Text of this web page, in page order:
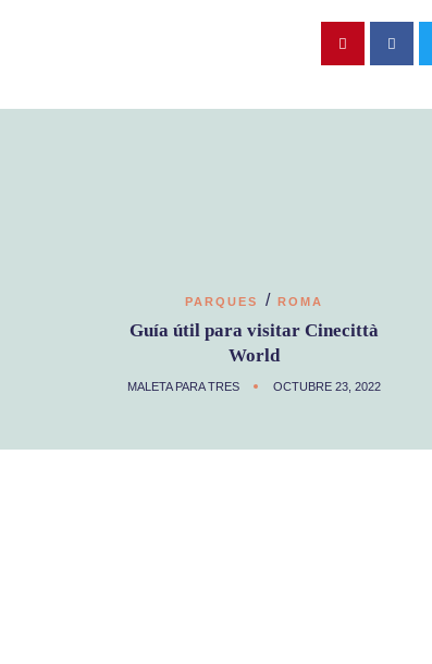
PARQUES / ROMA
Guía útil para visitar Cinecittà
World
MALETA PARA TRES OCTUBRE 23, 2022